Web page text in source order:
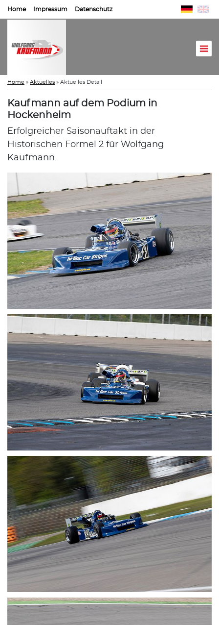
Home Impressum Datenschutz
Home » Aktuelles » Aktuelles Detail
Kaufmann auf dem Podium in
Hockenheim
Erfolgreicher Saisonauftakt in der
Historischen Formel 2 für Wolfgang
Kaufmann.